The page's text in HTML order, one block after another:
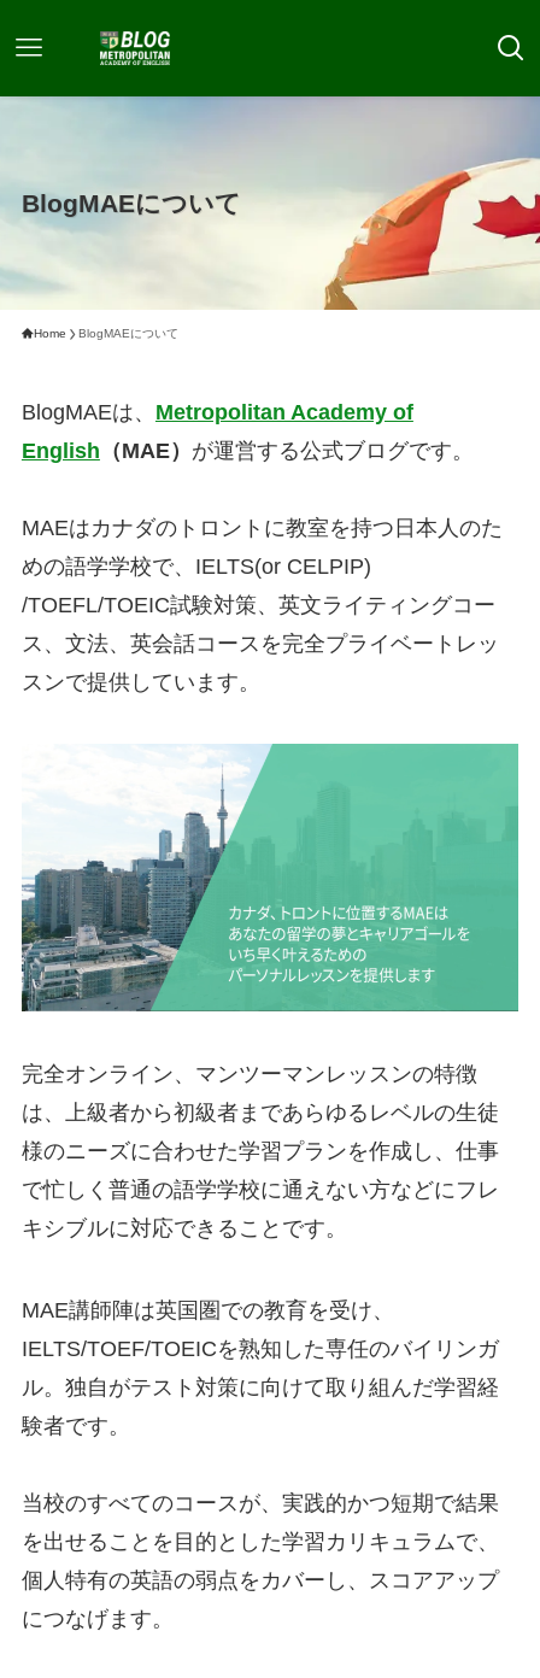
BlogMAEについて
Home BlogMAEについて
BlogMAEは、 Metropolitan Academy of
English （MAE） が運営する公式ブログです。
MAEはカナダのトロントに教室を持つ日本人のた
めの語学学校で、IELTS(or CELPIP)
/TOEFL/TOEIC試験対策、英文ライティングコー
ス、文法、英会話コースを完全プライベートレッ
スンで提供しています。
完全オンライン、マンツーマンレッスンの特徴
は、上級者から初級者まであらゆるレベルの生徒
様のニーズに合わせた学習プランを作成し、仕事
で忙しく普通の語学学校に通えない方などにフレ
キシブルに対応できることです。
MAE講師陣は英国圏での教育を受け、
IELTS/TOEF/TOEICを熟知した専任のバイリンガ
ル。独自がテスト対策に向けて取り組んだ学習経
験者です。
当校のすべてのコースが、実践的かつ短期で結果
を出せることを目的とした学習カリキュラムで、
個人特有の英語の弱点をカバーし、スコアアップ
につなげます。